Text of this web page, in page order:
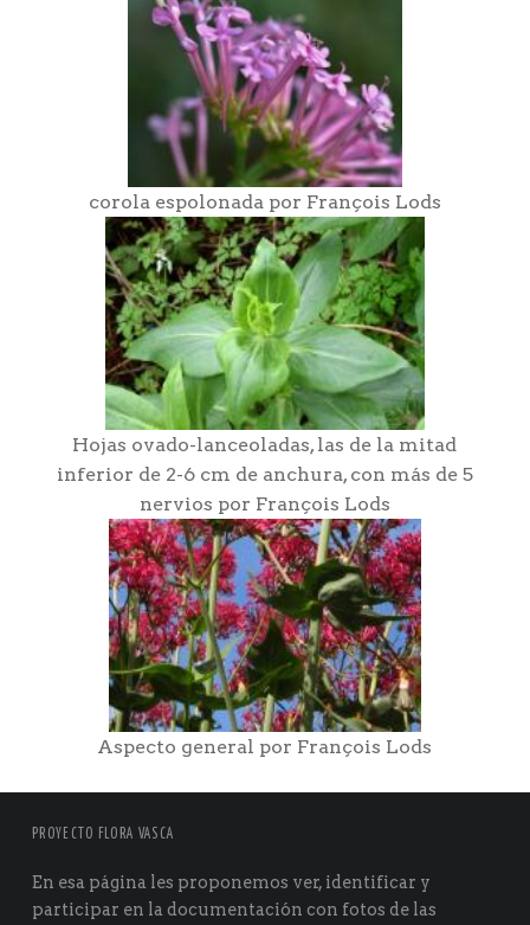
corola espolonada por François Lods
Hojas ovado-lanceoladas, las de la mitad
inferior de 2-6 cm de anchura, con más de 5
nervios por François Lods
Aspecto general por François Lods
PROYECTO FLORA VASCA
En esa página les proponemos ver, identificar y
participar en la documentación con fotos de las